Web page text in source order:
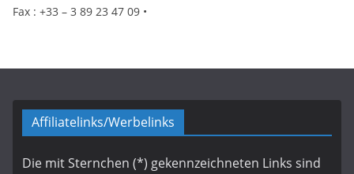
Fax : +33 – 3 89 23 47 09 •
Affiliatelinks/Werbelinks
Die mit Sternchen (*) gekennzeichneten Links sind